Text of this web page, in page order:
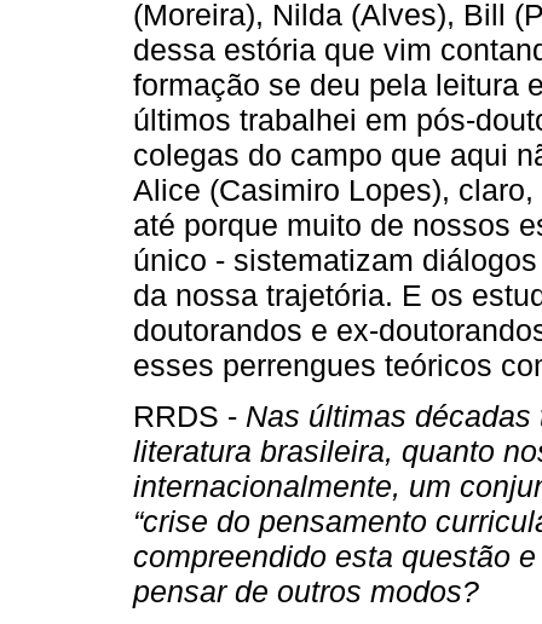
(Moreira), Nilda (Alves), Bill
dessa estória que vim
formação se deu pela leitura
últimos trabalhei em pós-
colegas do campo que aqui
Alice (Casimiro Lopes),
até porque muito de nossos
único - sistematizam
da nossa trajetória. E os
doutorandos e ex-
esses perrengues teóricos
RRDS - Nas últimas
literatura brasileira, quanto
internacionalmente, um
“crise do pensamento
compreendido esta questão
pensar de outros modos?